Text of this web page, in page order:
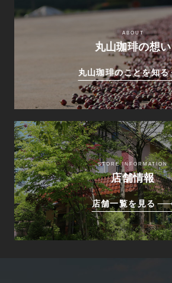
ABOUT
丸山珈琲の想い
丸山珈琲のことを知る
STORE INFORMATION
店舗情報
店舗一覧を見る